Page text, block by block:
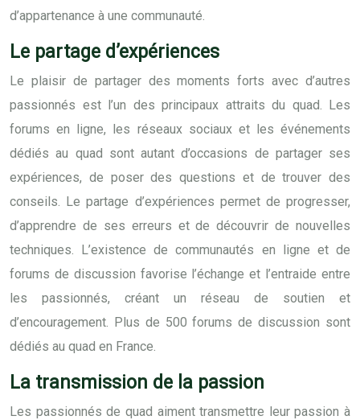
d’appartenance à une communauté.
Le partage d’expériences
Le plaisir de partager des moments forts avec d’autres
passionnés est l’un des principaux attraits du quad. Les
forums en ligne, les réseaux sociaux et les événements
dédiés au quad sont autant d’occasions de partager ses
expériences, de poser des questions et de trouver des
conseils. Le partage d’expériences permet de progresser,
d’apprendre de ses erreurs et de découvrir de nouvelles
techniques. L’existence de communautés en ligne et de
forums de discussion favorise l’échange et l’entraide entre
les passionnés, créant un réseau de soutien et
d’encouragement. Plus de 500 forums de discussion sont
dédiés au quad en France.
La transmission de la passion
Les passionnés de quad aiment transmettre leur passion à